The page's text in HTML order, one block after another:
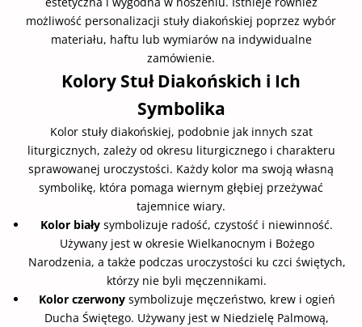
możliwość personalizacji stuły diakońskiej poprzez wybór
materiału, haftu lub wymiarów na indywidualne
zamówienie.
Kolory Stuł Diakońskich i Ich
Symbolika
Kolor stuły diakońskiej, podobnie jak innych szat
liturgicznych, zależy od okresu liturgicznego i charakteru
sprawowanej uroczystości. Każdy kolor ma swoją własną
symbolikę, która pomaga wiernym głębiej przeżywać
tajemnice wiary.
Kolor biały symbolizuje radość, czystość i niewinność.
Używany jest w okresie Wielkanocnym i Bożego
Narodzenia, a także podczas uroczystości ku czci świętych,
którzy nie byli męczennikami.
Kolor czerwonysymbolizuje męczeństwo, krew i ogień
Ducha Świętego. Używany jest w Niedzielę Palmową,